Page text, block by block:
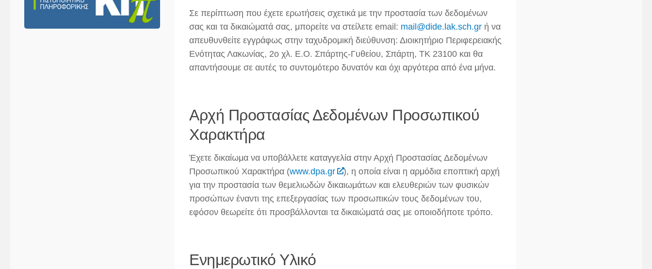
Σε περίπτωση που έχετε ερωτήσεις σχετικά με την προστασία των δεδομένων
σας και τα δικαιώματά σας, μπορείτε να στείλετε email: mail@dide.lak.sch.gr ή να
απευθυνθείτε εγγράφως στην ταχυδρομική διεύθυνση: Διοικητήριο Περιφερειακής
Ενότητας Λακωνίας, 2ο χλ. Ε.Ο. Σπάρτης-Γυθείου, Σπάρτη, ΤΚ 23100 και θα
απαντήσουμε σε αυτές το συντομότερο δυνατόν και όχι αργότερα από ένα μήνα.
Αρχή Προστασίας Δεδομένων Προσωπικού
Χαρακτήρα
Έχετε δικαίωμα να υποβάλλετε καταγγελία στην Αρχή Προστασίας Δεδομένων
Προσωπικού Χαρακτήρα (www.dpa.gr
), η οποία είναι η αρμόδια εποπτική αρχή
για την προστασία των θεμελιωδών δικαιωμάτων και ελευθεριών των φυσικών
προσώπων έναντι της επεξεργασίας των προσωπικών τους δεδομένων του,
εφόσον θεωρείτε ότι προσβάλλονται τα δικαιώματά σας με οποιοδήποτε τρόπο.
Ενημερωτικό Υλικό